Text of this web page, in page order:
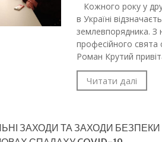
Кожного року у
в Україні
землевпорядника. З
професійного свята
Роман Крутий
Читати далі
ЗАХОДИ ТА ЗАХОДИ БЕЗПЕКИ